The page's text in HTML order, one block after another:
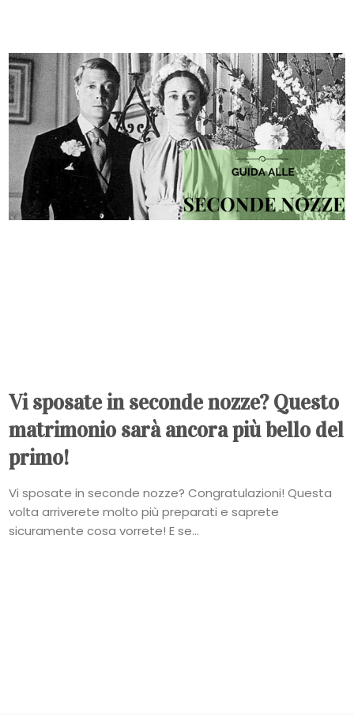
Vi sposate in seconde nozze? Questo
matrimonio sarà ancora più bello del
primo!
Vi sposate in seconde nozze? Congratulazioni! Questa
volta arriverete molto più preparati e saprete
sicuramente cosa vorrete! E se...